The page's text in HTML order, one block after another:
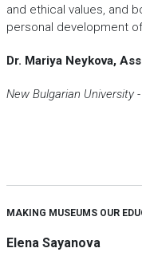
and ethical values, and
personal development
Dr. Mariya Neykova,
New Bulgarian University
MAKING MUSEUMS OUR
Elena Sayanova